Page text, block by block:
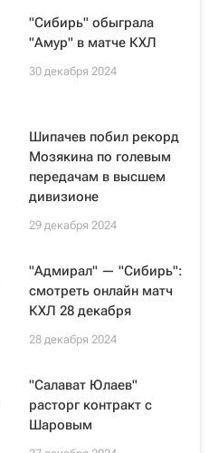
"Сибирь" обыграла
"Амур" в матче КХЛ
30 декабря 2024
Шипачев побил рекорд
Мозякина по голевым
передачам в высшем
дивизионе
29 декабря 2024
"Адмирал" — "Сибирь":
смотреть онлайн матч
КХЛ 28 декабря
28 декабря 2024
"Салават Юлаев"
расторг контракт с
Шаровым